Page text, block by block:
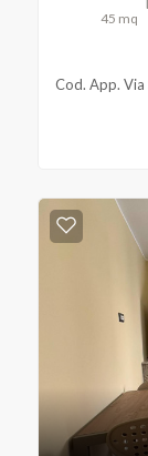
45 mq
Cod. App. Via